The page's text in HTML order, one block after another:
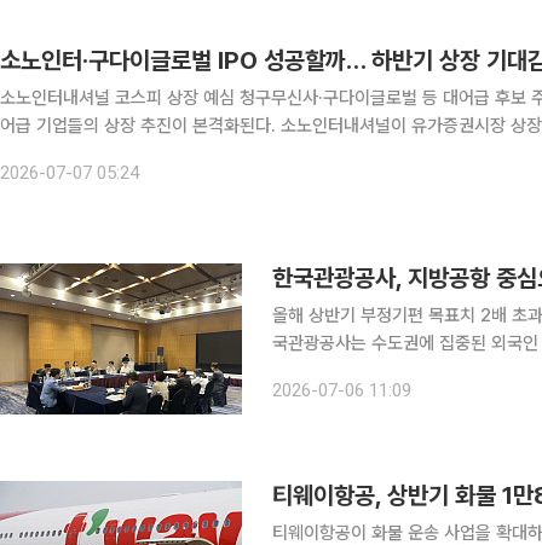
소노인터·구다이글로벌 IPO 성공할까… 하반기 상장 기대
소노인터내셔널 코스피 상장 예심 청구무신사·구다이글로벌 등 대어급 후보 주목 상반기 기업공개(IPO) 시장이 부진했던 가운데 하
어급 기업들의 상장 추진이 본격화된다. 소노인터내셔널이 유가증권시장 상
2026-07-07 05:24
한국관광공사, 지방공항 중
올해 상반기 부정기편 목표치 2배 초과 달성
국관광공사는 수도권에 집중된 외국
정기 노선 확대, 인접 시·도 연계 초
2026-07-06 11:09
티웨이항공, 상반기 화물
티웨이항공이 화물 운송 사업을 확대